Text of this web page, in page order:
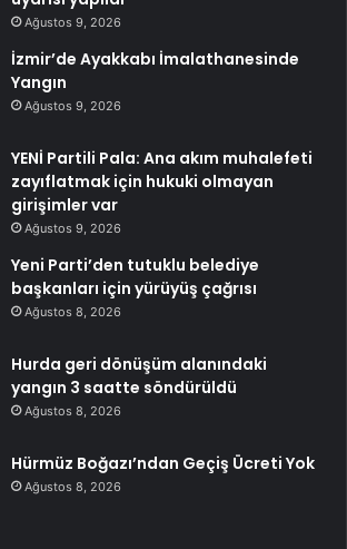
Ağustos 9, 2026
İzmir’de Ayakkabı İmalathanesinde
Yangın
Ağustos 9, 2026
YENİ Partili Pala: Ana akım muhalefeti
zayıflatmak için hukuki olmayan
girişimler var
Ağustos 9, 2026
Yeni Parti’den tutuklu belediye
başkanları için yürüyüş çağrısı
Ağustos 8, 2026
Hurda geri dönüşüm alanındaki
yangın 3 saatte söndürüldü
Ağustos 8, 2026
Hürmüz Boğazı’ndan Geçiş Ücreti Yok
Ağustos 8, 2026